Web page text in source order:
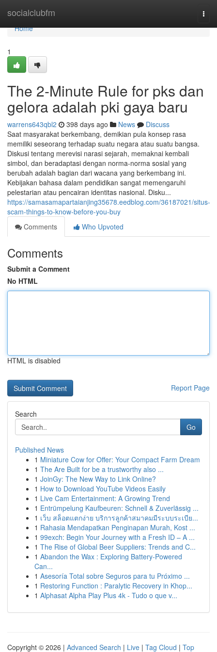
socialclubfm
Home
Home
1
The 2-Minute Rule for pks dan
gelora adalah pki gaya baru
warrens643qbl2 398 days ago News
Discuss
Saat masyarakat berkembang, demikian pula konsep rasa
memiliki seseorang terhadap suatu negara atau suatu bangsa.
Diskusi tentang merevisi narasi sejarah, memaknai kembali
simbol, dan beradaptasi dengan norma-norma sosial yang
berubah adalah bagian dari wacana yang berkembang ini.
Kebijakan bahasa dalam pendidikan sangat memengaruhi
pelestarian atau pencairan identitas nasional. Disku...
https://samasamapartaianjing35678.eedblog.com/36187021/situs-
scam-things-to-know-before-you-buy
Comments
Who Upvoted
Comments
Submit a Comment
No HTML
HTML is disabled
Report Page
Search
Go
Published News
1 Miniature Cow for Offer: Your Compact Farm Dream
1 The Are Built for be a trustworthy also ...
1 JoinGy: The New Way to Link Online?
1 How to Download YouTube Videos Easily
1 Live Cam Entertainment: A Growing Trend
1 Entrümpelung Kaufbeuren: Schnell & Zuverlässig ...
1 เว็บ สล็อตแตกง่าย บริการลูกค้าสมาคมมีระบบระเบีย...
1 Rahasia Mendapatkan Penginapan Murah, Kost ...
1 99exch: Begin Your Journey with a Fresh ID – A ...
1 The Rise of Global Beer Suppliers: Trends and C...
1 Abandon the Wax : Exploring Battery-Powered
Can...
1 Asesoría Total sobre Seguros para tu Próximo ...
1 Restoring Function : Paralytic Recovery in Khop...
1 Alphasat Alpha Play Plus 4k - Tudo o que v...
Copyright © 2026 | Advanced Search | Live | Tag Cloud | Top